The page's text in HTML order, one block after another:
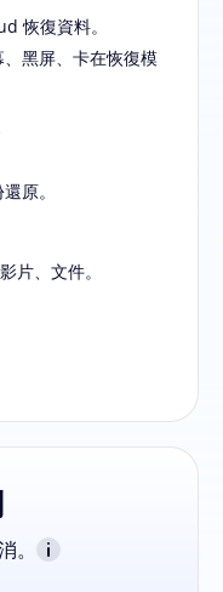
恢復資料。
黑屏、卡在恢復模
原。
片、文件。
。